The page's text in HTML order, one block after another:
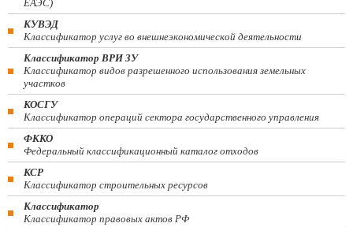
ЕАЭС)
КУВЭД
Классификатор услуг во внешнеэкономической деятельности
Классификатор ВРИ ЗУ
Классификатор видов разрешенного использования земельных
участков
КОСГУ
Классификатор операций сектора государственного управления
ФККО
Федеральный классификационный каталог отходов
КСР
Классификатор строительных ресурсов
Классификатор
Классификатор правовых актов РФ